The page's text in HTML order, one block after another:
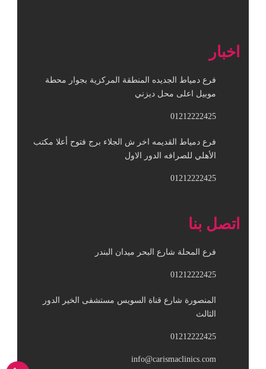
اخبار
فرع دمياط الجديده المنطقة المركزية بجوار محطة
موبيل اعلى محل ديزني
01212222425
فرع دمياط القديمه اخر ش الجلاء برج فتوح أعلا مكتب
الأهلي للصرافه الدور الاول
01212222425
اتصل بنا
فرع المحلة شارع البحر ميدان البندر
01212222425
المنصورة شارع قناة السويس مستشفى الخير الدور
الثالث
01212222425
info@carismaclinics.com